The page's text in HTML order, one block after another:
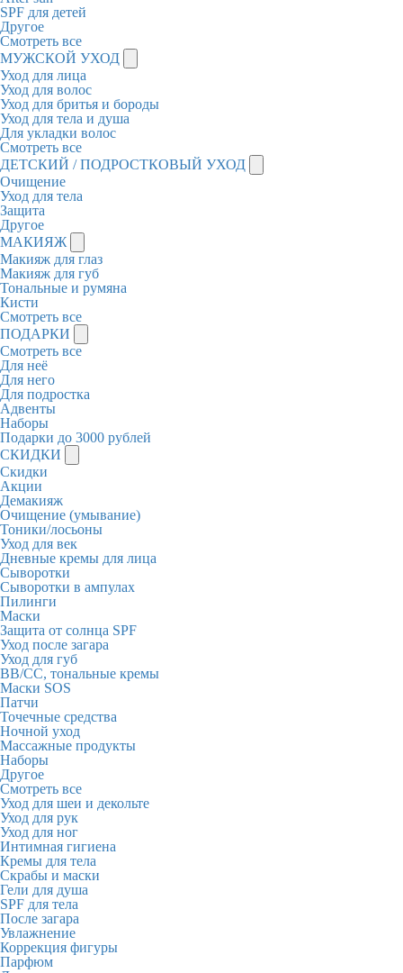
SPF для детей
Другое
Смотреть все
МУЖСКОЙ УХОД
Уход для лица
Уход для волос
Уход для бритья и бороды
Уход для тела и душа
Для укладки волос
Смотреть все
ДЕТСКИЙ / ПОДРОСТКОВЫЙ УХОД
Очищение
Уход для тела
Защита
Другое
МАКИЯЖ
Макияж для глаз
Макияж для губ
Тональные и румяна
Кисти
Смотреть все
ПОДАРКИ
Смотреть все
Для неё
Для него
Для подростка
Адвенты
Наборы
Подарки до 3000 рублей
СКИДКИ
Скидки
Акции
Демакияж
Очищение (умывание)
Тоники/лосьоны
Уход для век
Дневные кремы для лица
Сыворотки
Сыворотки в ампулах
Пилинги
Маски
Защита от солнца SPF
Уход после загара
Уход для губ
BB/CC, тональные кремы
Маски SOS
Патчи
Точечные средства
Ночной уход
Массажные продукты
Наборы
Другое
Смотреть все
Уход для шеи и декольте
Уход для рук
Уход для ног
Интимная гигиена
Кремы для тела
Скрабы и маски
Гели для душа
SPF для тела
После загара
Увлажнение
Коррекция фигуры
Парфюм